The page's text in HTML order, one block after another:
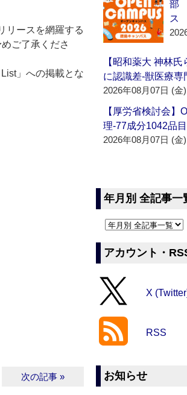
リースを網羅する
ご了承くださ
」への掲載とな
次の記事 »
部
ス
【昭和薬大 神林
に認識差‐獣医療
2026年08月07日 (金)
【厚労省検討会】
理‐77成分1042品
2026年08月07日 (金)
年月別 全記事一
アカウント・
X
RSS
お知らせ